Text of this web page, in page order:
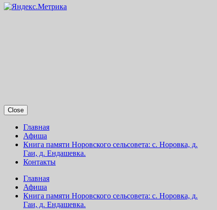
Close
Главная
Афиша
Книга памяти Норовского сельсовета: с. Норовка, д.
Гаи, д. Ендашевка.
Контакты
Главная
Афиша
Книга памяти Норовского сельсовета: с. Норовка, д.
Гаи, д. Ендашевка.